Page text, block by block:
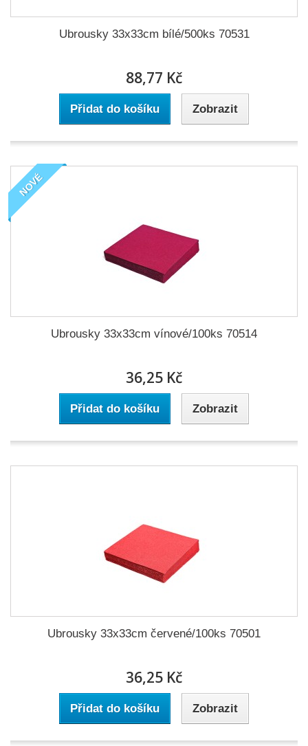
Ubrousky 33x33cm bílé/500ks 70531
88,77 Kč
Přidat do košíku Zobrazit
NOVÉ
Ubrousky 33x33cm vínové/100ks 70514
36,25 Kč
Přidat do košíku Zobrazit
Ubrousky 33x33cm červené/100ks 70501
36,25 Kč
Přidat do košíku Zobrazit